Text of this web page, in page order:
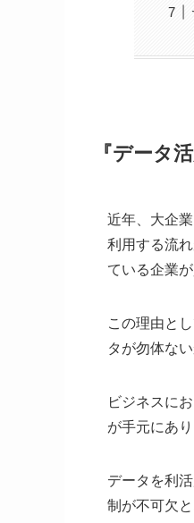
『データ
近年、大企
利用する流
ている企業
この理由と
タが勿体な
ビジネスに
が手元にあ
データを利
制が不可欠と